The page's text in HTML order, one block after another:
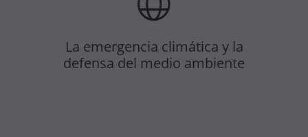
La emergencia climática y la
defensa del medio ambiente